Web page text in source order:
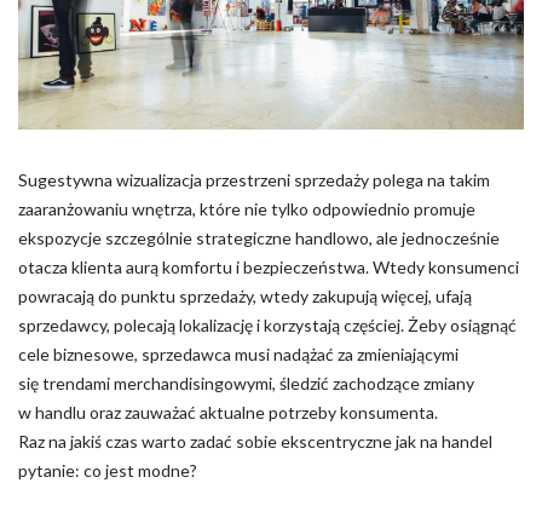
Sugestywna wizualizacja przestrzeni sprzedaży polega na takim
zaaranżowaniu wnętrza, które nie tylko odpowiednio promuje
ekspozycje szczególnie strategiczne handlowo, ale jednocześnie
otacza klienta aurą komfortu i bezpieczeństwa. Wtedy konsumenci
powracają do punktu sprzedaży, wtedy zakupują więcej, ufają
sprzedawcy, polecają lokalizację i korzystają częściej. Żeby osiągnąć
cele biznesowe, sprzedawca musi nadążać za zmieniającymi
się trendami merchandisingowymi, śledzić zachodzące zmiany
w handlu oraz zauważać aktualne potrzeby konsumenta.
Raz na jakiś czas warto zadać sobie ekscentryczne jak na handel
pytanie: co jest modne?
zapamiętanie informacji, które zmieniają wygląd lub
funkcjonowanie strony, np. preferowany język lub region, w
którym znajduje się użytkownik.
Statystyczne pliki cookie pomagają właścicielem stron
internetowych zrozumieć, w jaki sposób różni użytkownicy
zachowują się na stronie, gromadząc i zgłaszając anonimowe
informacje.
Marketing
Marketingowe pliki cookie stosowane są w celu śledzenia
użytkowników na stronach internetowych. Celem jest
wyświetlanie reklam, które są istotne i interesujące dla
poszczególnych użytkowników i tym samym bardziej cenne dla
wydawców i reklamodawców strony trzeciej.